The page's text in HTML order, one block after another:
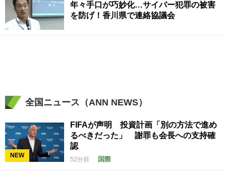
年々手口が巧妙化…サイバー犯罪の被害
を防げ！香川県で連絡協議会
全国ニュース（ANN NEWS）
NEW
FIFAが声明 投資計画「別の方法で進め
るべきだった」 謝罪も会長への支持確
認
52分前 国際